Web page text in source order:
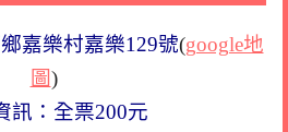
嘉樂村嘉樂129號(google地
圖)
訊：全票200元